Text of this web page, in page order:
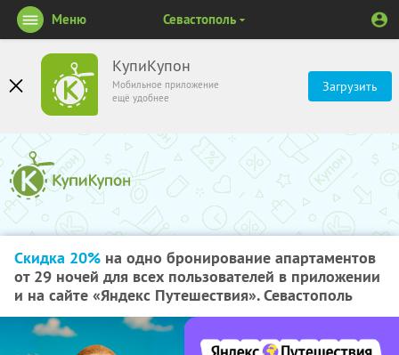
КупиКупон
Мобильное приложение
ещё удобнее
Загрузить
Меню Севастополь
Скидка 20% на одно бронирование апартаментов
от 29 ночей для всех пользователей в приложении
и на сайте «Яндекс Путешествия». Севастополь